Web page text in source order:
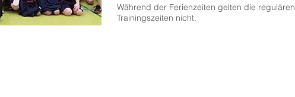
Während der Ferienzeiten gelten die regulären
Trainingszeiten nicht.